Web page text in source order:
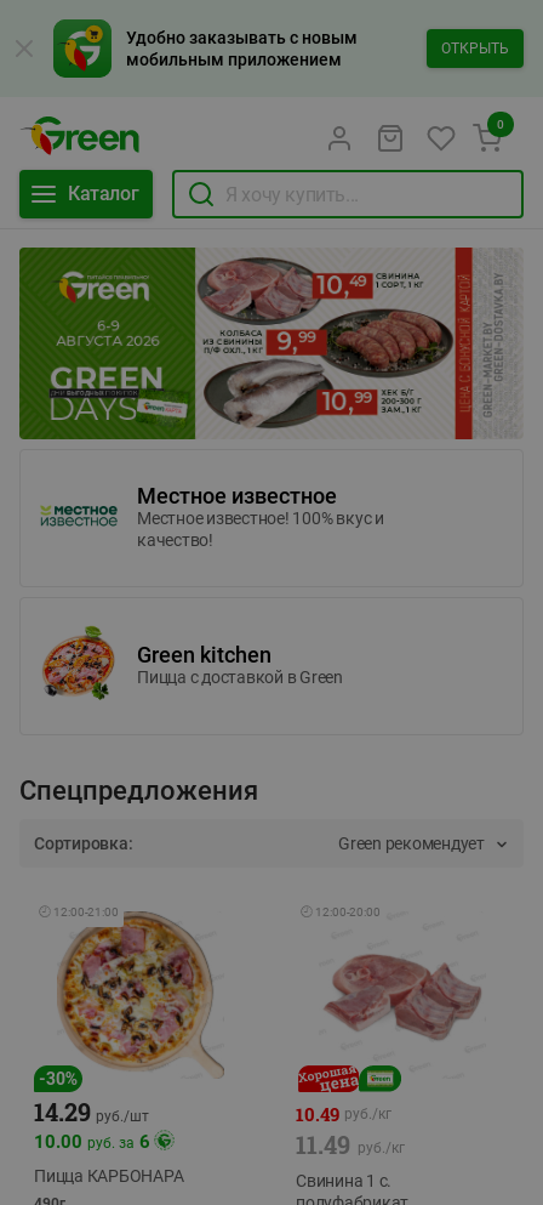
Удобно заказывать с новым
мобильным приложением
ОТКРЫТЬ
Каталог
0
Местное известное
Местное известное! 100% вкус и
качество!
Green kitchen
Пицца c доставкой в Green
Спецпредложения
Сортировка: Green рекомендует
🕘 12:00-21:00
-30%
14.29 руб./шт
10.00 руб. за 6
Пицца КАРБОНАРА
🕘 12:00-20:00
10.49 руб./кг
11.49 руб./кг
Свинина 1 с.